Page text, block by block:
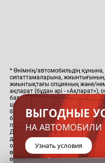
* Өнімнің/автомобильдің
сипаттамаларына,
жиынтықтағы опцияның және/
ақпарат (бұдан әрі - «Ақпарат»),
баяндалған, тек қана ақпараттық
шектеулерге байланысты,
байланысты ерекшеленуі мүмкін
бабына сәйкес жария оферта
прайс-парақтарда баяндалған
Дистрибьютор тарапынан алдын
дилердің нақты бағалары мен
осыған байланысты сіз өз
өзекті ақпаратты ала аласыз.
өнімді сатып алудың негізгі
ВЫГОДНЫЕ
НА АВТОМОБИЛИ
Узнать условия